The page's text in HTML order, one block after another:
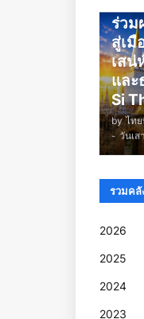
ร่วม
สู่เมื
เสน่
และ
Si
by ไทย
- วันเส
รวมคลั
2026
2025
2024
2023